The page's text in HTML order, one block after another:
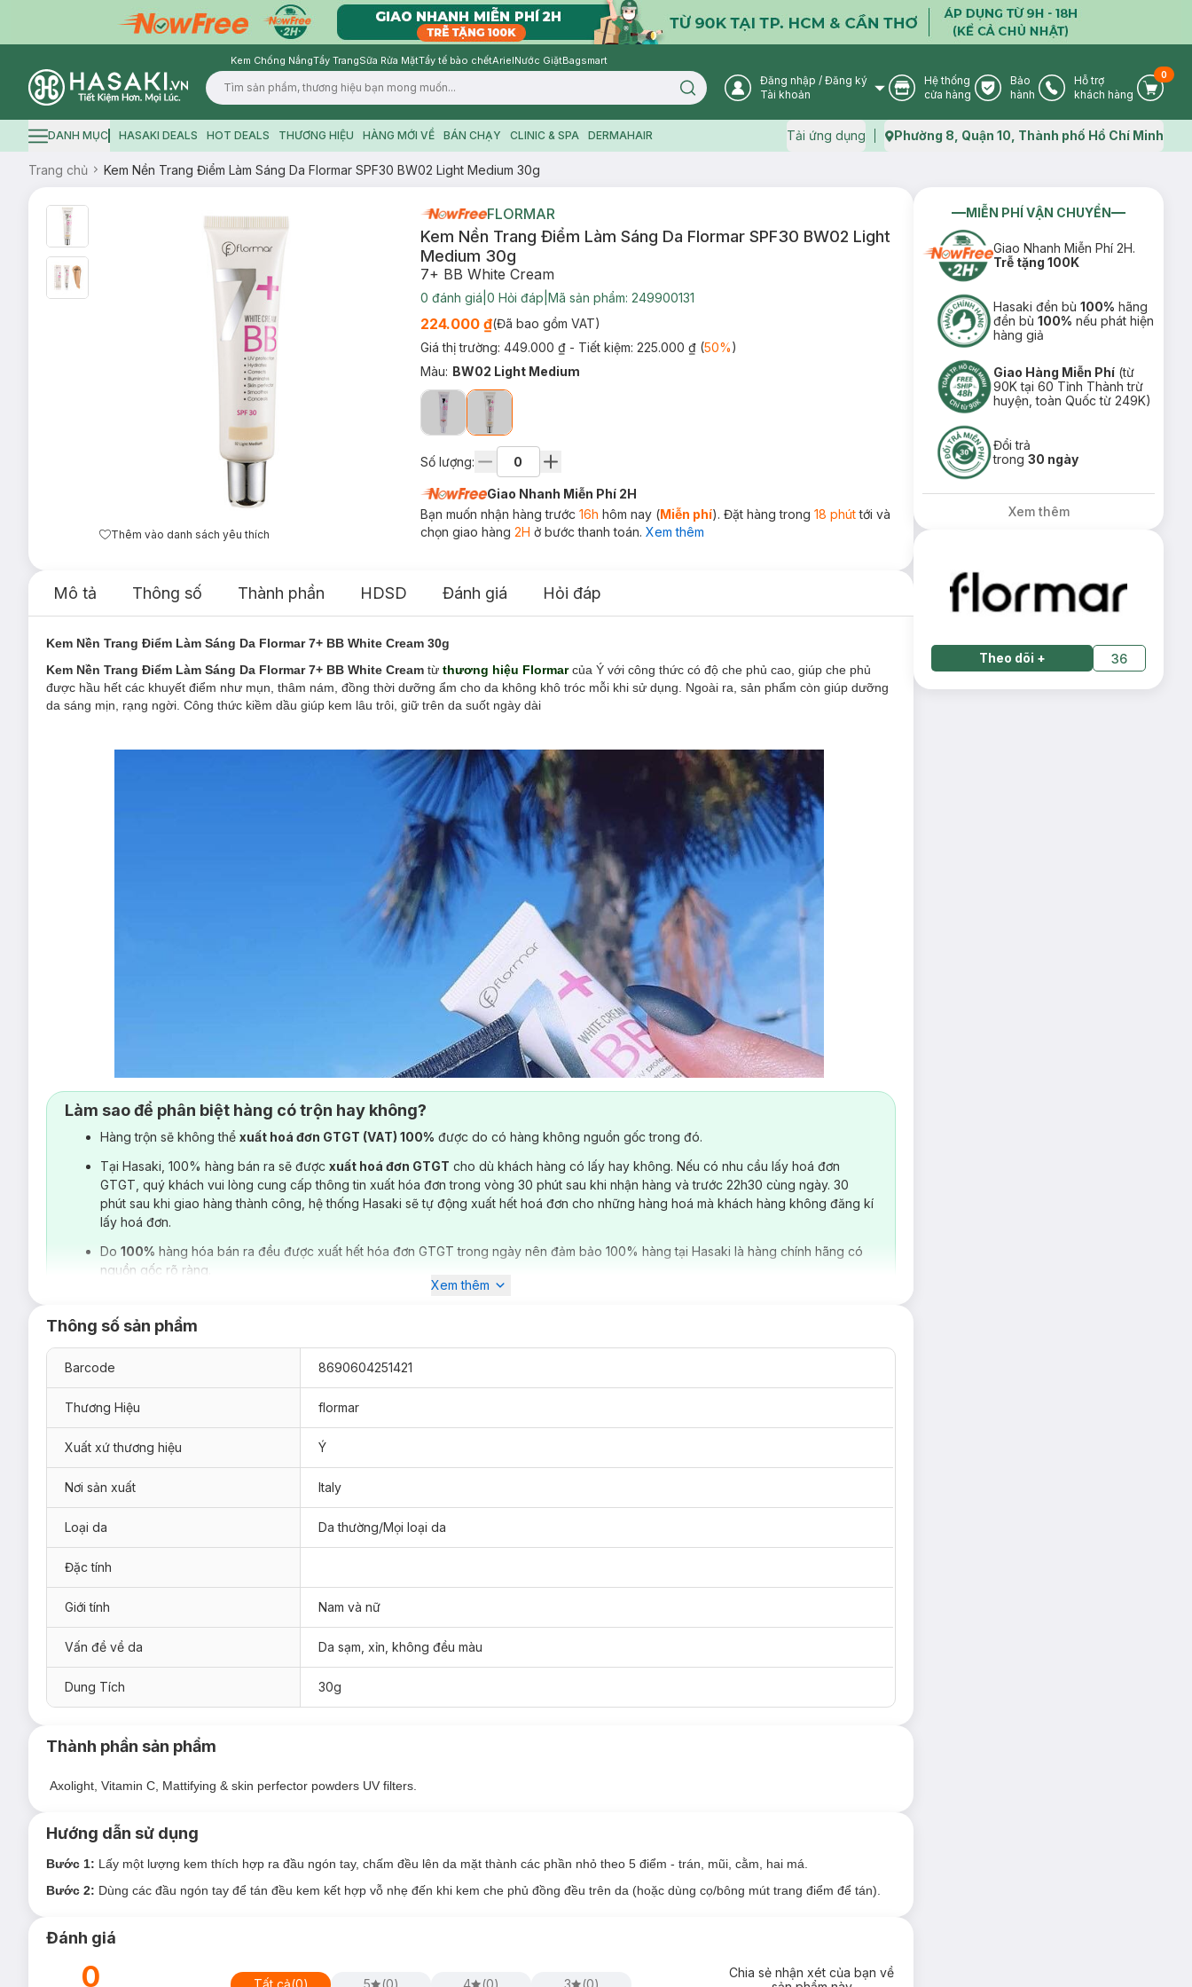
Kem Chống NắngTẩy TrangSữa Rửa MặtTẩy tế bào chếtArielNước GiặtBagsmart
Logo
Search icon User Icon
Đăng nhập / Đăng ký
Tài khoản
Store Icon
Hệ thống
cửa hàng
Warranty Icon
Bảo
hành
Phone Icon
Hỗ trợ
khách hàng
Cart
0
Hamburger icon
DANH MỤC HASAKI DEALS HOT DEALS THƯƠNG HIỆU HÀNG MỚI VỀ BÁN CHẠY CLINIC & SPA DERMAHAIR Tải ứng dụng Map icon
Phường 8, Quận 10, Thành phố Hồ Chí Minh
Trang chủ Kem Nền Trang Điểm Làm Sáng Da Flormar SPF30 BW02 Light Medium 30g
Thêm vào danh sách yêu thích
FLORMAR
Kem Nền Trang Điểm Làm Sáng Da Flormar SPF30 BW02 Light
Medium 30g
7+ BB White Cream
0 đánh giá 0 Hỏi đáp Mã sản phẩm: 249900131
224.000 ₫(Đã bao gồm VAT)
Giá thị trường: 449.000 ₫ - Tiết kiệm: 225.000 ₫(50%)
Màu: BW02 Light Medium
Số lượng:
Giao Nhanh Miễn Phí 2H
Bạn muốn nhận hàng trước 16h hôm nay (Miễn phí). Đặt hàng trong 18 phúttới và
chọn giao hàng 2H ở bước thanh toán. Xem thêm
Mô tả Thông số Thành phần HDSD Đánh giá Hỏi đáp
Kem Nền Trang Điểm Làm Sáng Da Flormar 7+ BB White Cream 30g
Kem Nền Trang Điểm Làm Sáng Da Flormar 7+ BB White Cream từ thương hiệu Flormarcủa Ý với công thức có độ che phủ cao, giúp che phủ
được hầu hết các khuyết điểm như mụn, thâm nám, đồng thời dưỡng ẩm cho da không khô tróc mỗi khi sử dụng. Ngoài ra, sản phẩm còn giúp dưỡng
da sáng mịn, rạng ngời. Công thức kiềm dầu giúp kem lâu trôi, giữ trên da suốt ngày dài
đẹp “tự nhiên như thật”, có độ căng mướt và bóng khỏe nhất định, làm đồng đều sắc da và che phủ các khuyết điểm nhẹ, không tạo cảm giác dày,
nặng mặt hay bí da như nhiều loại kem nền foundation thông thường
Hasaki xin giới thiệu dòng sản phẩm
Kem Nền Trang Điểm Làm Sáng Da Flormar 7+ BB White Cream
BW02 Light Medium: Thích hợp cho da trung bình
Làm sao để phân biệt hàng có trộn hay không?
Hàng trộn sẽ không thể xuất hoá đơn GTGT (VAT) 100% được do có hàng không nguồn gốc trong đó.
Tại Hasaki, 100% hàng bán ra sẽ được xuất hoá đơn GTGT cho dù khách hàng có lấy hay không. Nếu có nhu cầu lấy hoá đơn
GTGT, quý khách vui lòng cung cấp thông tin xuất hóa đơn trong vòng 30 phút sau khi nhận hàng và trước 22h30 cùng ngày. 30
phút sau khi giao hàng thành công, hệ thống Hasaki sẽ tự động xuất hết hoá đơn cho những hàng hoá mà khách hàng không đăng kí
lấy hoá đơn.
Do 100% hàng hóa bán ra đều được xuất hết hóa đơn GTGT trong ngày nên đảm bảo 100% hàng tại Hasaki là hàng chính hãng có
nguồn gốc rõ ràng.
Xem thêm
Thông số sản phẩm
Barcode 8690604251421
Thương Hiệu flormar
Xuất xứ thương hiệu Ý
Nơi sản xuất Italy
Loại da Da thường/Mọi loại da
Đặc tính
Giới tính Nam và nữ
Vấn đề về da Da sạm, xỉn, không đều màu
Dung Tích 30g
Thành phần sản phẩm
Axolight, Vitamin C, Mattifying & skin perfector powders UV filters.
Hướng dẫn sử dụng
Bước 1: Lấy một lượng kem thích hợp ra đầu ngón tay, chấm đều lên da mặt thành các phần nhỏ theo 5 điểm - trán, mũi, cằm, hai má.
Bước 2: Dùng các đầu ngón tay để tán đều kem kết hợp vỗ nhẹ đến khi kem che phủ đồng đều trên da (hoặc dùng cọ/bông mút trang điểm để tán).
Đánh giá
0
Chia sẻ nhận xét của bạn về
MIỄN PHÍ VẬN CHUYỂN
Giao Nhanh Miễn Phí 2H.
Trễ tặng 100K
Hasaki đền bù100% hãng
đền bù100% nếu phát hiện
hàng giả
Giao Hàng Miễn Phí (từ
90K tại 60 Tỉnh Thành trừ
huyện, toàn Quốc từ 249K)
Đổi trả
trong30 ngày
Xem thêm
Theo dõi + 36